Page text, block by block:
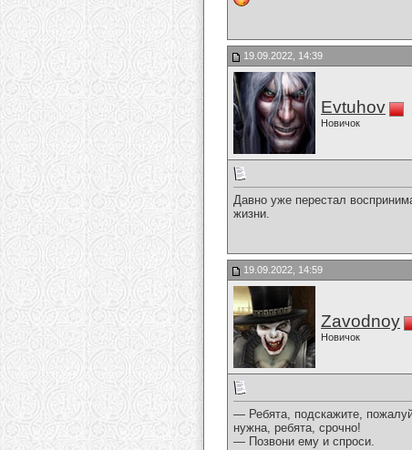
19.09.2022, 14:39
Evtuhov
Новичок
Давно уже перестал
жизни.
19.09.2022, 14:59
Zavodnoy
Новичок
— Ребята, подскажите,
нужна, ребята, срочно!
— Позвони ему и спроси.